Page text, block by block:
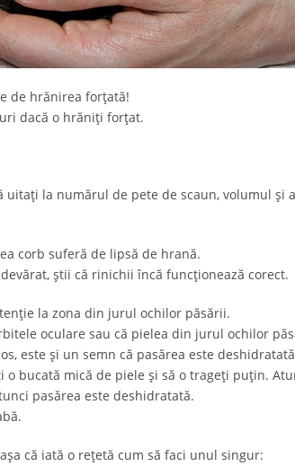
de hrănirea forțată!
dacă o hrăniți forțat.
la numărul de pete de scaun, volumul și
corb suferă de lipsă de hrană.
știi că rinichii încă funcționează corect.
la zona din jurul ochilor păsării.
oculare sau că pielea din jurul ochilor
este și un semn că pasărea este
bucată mică de piele și să o trageți puțin.
pasărea este deshidratată.
că iată o rețetă cum să faci unul singur: